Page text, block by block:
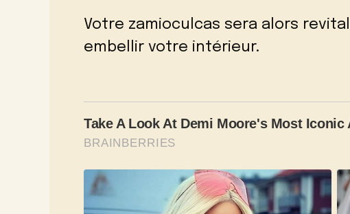
Votre zamioculcas sera alors
embellir votre intérieur.